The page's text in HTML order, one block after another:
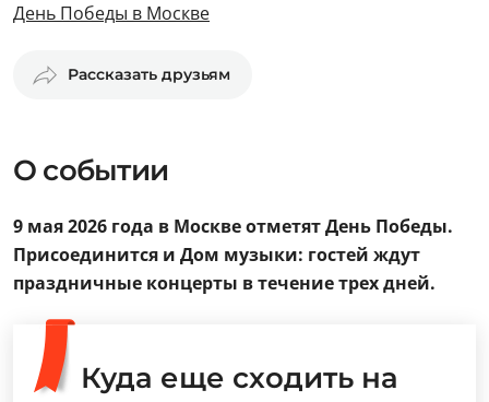
День Победы в Москве
Рассказать друзьям
О событии
9 мая 2026 года в Москве отметят День Победы.
Присоединится и Дом музыки: гостей ждут
праздничные концерты в течение трех дней.
Куда еще сходить на